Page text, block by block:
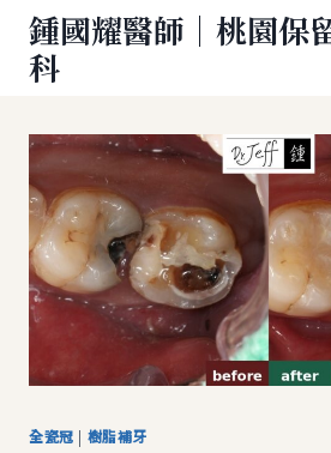
Skip
content
鍾國耀醫師｜桃園保
科
全瓷冠 | 樹脂補牙